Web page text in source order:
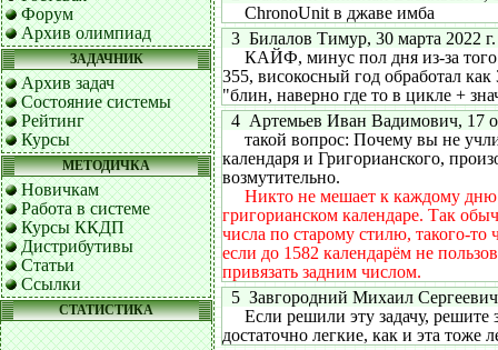
Форум
Архив олимпиад
ЗАДАЧНИК
Архив задач
Состояние системы
Рейтинг
Курсы
МЕТОДИЧКА
Новичкам
Работа в системе
Курсы ККДП
Дистрибутивы
Статьи
Ссылки
СТАТИСТИКА
ChronoUnit в джаве имба
3 Билалов Тимур, 30 марта 2022
КАЙФ, минус пол дня из-за того
355, високосный год обработал
"блин, наверно где то в цикле +
4 Артемьев Иван Вадимович, 17
такой вопрос: Почему вы не
календаря и Григорианского,
возмутительно.
Никто не мешает к каждому дню
григорианском календаре. Так
числа по старому стилю, такого-то
если до 1582 календарём не
привязать задним числом.
5 Завгородний Михаил
Если решили эту задачу, решите
достаточно легкие, как и эта тоже